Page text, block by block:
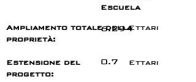
Escuela
Ampliamento totale della
proprietà:
6.294Ettari
0.7 Ettari
Estensione del
progetto: